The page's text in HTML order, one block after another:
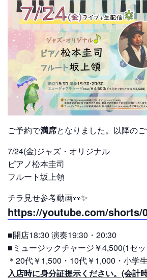
ご予約で満席となりました。以降の
7/24(金)ジャズ・オリジナル
ピアノ松本圭司
フルート坂上領
チラ見せ参考動画👀✨
https://youtube.com/shorts/
■開店18:30 演奏19:30・20:30
■ミュージックチャージ￥4,500(1セ
＊20代￥1,500・10代￥1,000・小学
入店時に身分証提示ください。(会計